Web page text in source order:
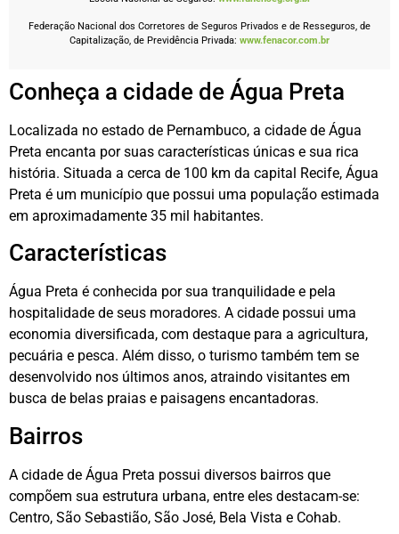
Federação Nacional dos Corretores de Seguros Privados e de Resseguros, de
Capitalização, de Previdência Privada: www.fenacor.com.br
Conheça a cidade de Água Preta
Localizada no estado de Pernambuco, a cidade de Água
Preta encanta por suas características únicas e sua rica
história. Situada a cerca de 100 km da capital Recife, Água
Preta é um município que possui uma população estimada
em aproximadamente 35 mil habitantes.
Características
Água Preta é conhecida por sua tranquilidade e pela
hospitalidade de seus moradores. A cidade possui uma
economia diversificada, com destaque para a agricultura,
pecuária e pesca. Além disso, o turismo também tem se
desenvolvido nos últimos anos, atraindo visitantes em
busca de belas praias e paisagens encantadoras.
Bairros
A cidade de Água Preta possui diversos bairros que
compõem sua estrutura urbana, entre eles destacam-se:
Centro, São Sebastião, São José, Bela Vista e Cohab.